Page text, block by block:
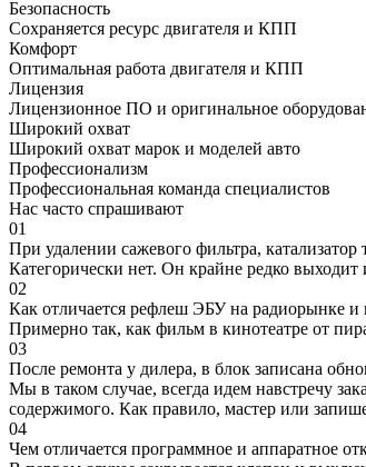
Безопасность
Сохраняется ресурс двигателя и КПП
Комфорт
Оптимальная работа двигателя и КПП
Лицензия
Лицензионное ПО и оригинальное
Широкий охват
Широкий охват марок и моделей авто
Профессионализм
Профессиональная команда специалистов
Нас часто спрашивают
01
При удалении сажевого фильтра,
Категорически нет. Он крайне редко выходит
02
Как отличается рефлеш ЭБУ на радиорынке и
Примерно так, как фильм в кинотеатре от
03
После ремонта у дилера, в блок записана
Мы в таком случае, всегда идем навстречу
содержимого. Как правило, мастер или
04
Чем отличается программное и аппаратное